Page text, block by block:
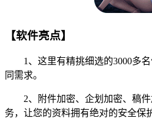
【软件亮点】
1、这里有精挑细选的3000多名
同需求。
2、附件加密、企划加密、稿件
务，让您的资料拥有绝对的安全保